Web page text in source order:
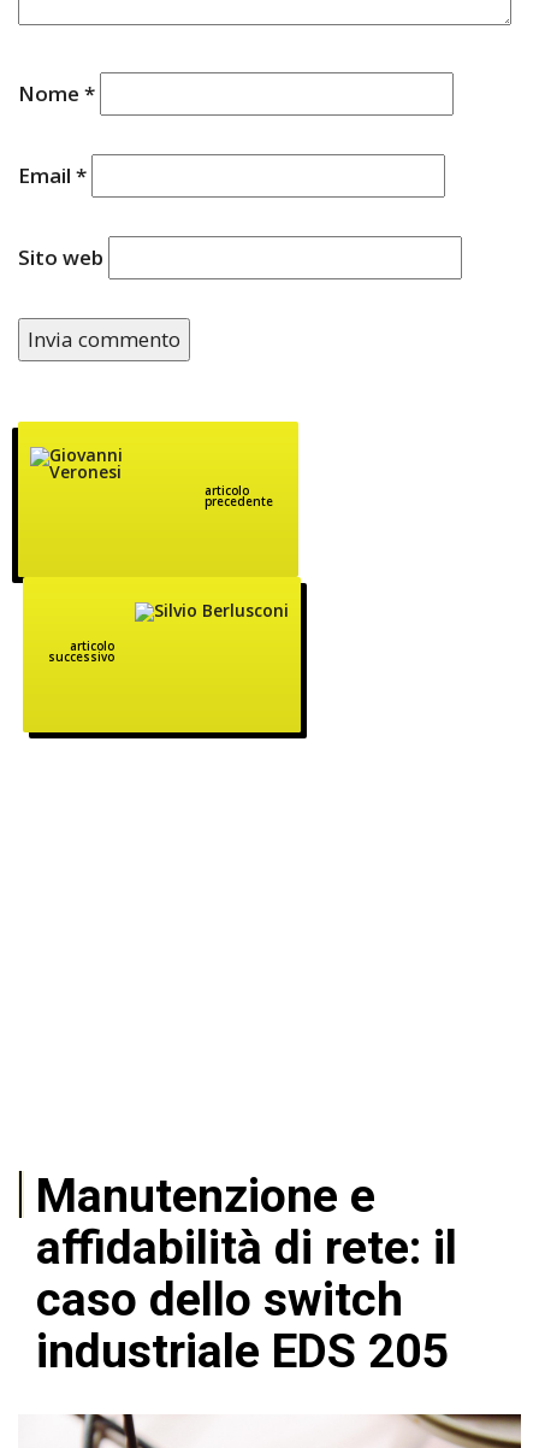
Nome *
Email *
Sito web
articolo
precedente
articolo
successivo
Manutenzione e
affidabilità di rete: il
caso dello switch
industriale EDS 205